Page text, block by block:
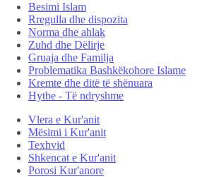
Besimi Islam
Rregulla dhe dispozita
Norma dhe ahlak
Zuhd dhe Dëlirje
Gruaja dhe Familja
Problematika Bashkëkohore Islame
Kremte dhe ditë të shënuara
Hytbe - Të ndryshme
Vlera e Kur'anit
Mësimi i Kur'anit
Texhvid
Shkencat e Kur'anit
Porosi Kur'anore